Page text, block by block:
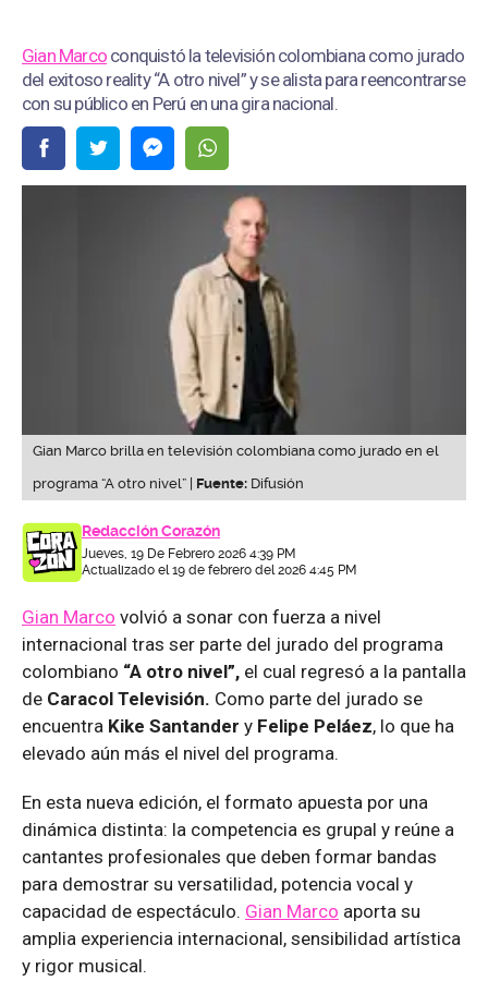
Gian Marco conquistó la televisión colombiana como jurado
del exitoso reality “A otro nivel” y se alista para reencontrarse
con su público en Perú en una gira nacional.
Gian Marco brilla en televisión colombiana como jurado en el
programa “A otro nivel” | Fuente: Difusión
Redacción Corazón
Jueves, 19 De Febrero 2026 4:39 PM
Actualizado el 19 de febrero del 2026 4:45 PM
Gian Marco volvió a sonar con fuerza a nivel
internacional tras ser parte del jurado del programa
colombiano “A otro nivel”, el cual regresó a la pantalla
de Caracol Televisión. Como parte del jurado se
encuentra Kike Santander y Felipe Peláez, lo que ha
elevado aún más el nivel del programa.
En esta nueva edición, el formato apuesta por una
dinámica distinta: la competencia es grupal y reúne a
cantantes profesionales que deben formar bandas
para demostrar su versatilidad, potencia vocal y
capacidad de espectáculo. Gian Marco aporta su
amplia experiencia internacional, sensibilidad artística
y rigor musical.